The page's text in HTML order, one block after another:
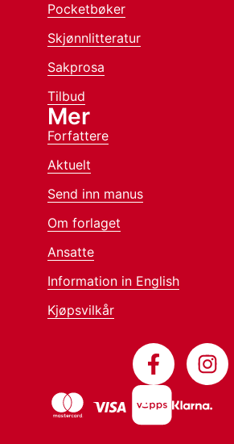
Pocketbøker
Skjønnlitteratur
Sakprosa
Tilbud
Mer
Forfattere
Aktuelt
Send inn manus
Om forlaget
Ansatte
Information in English
Kjøpsvilkår